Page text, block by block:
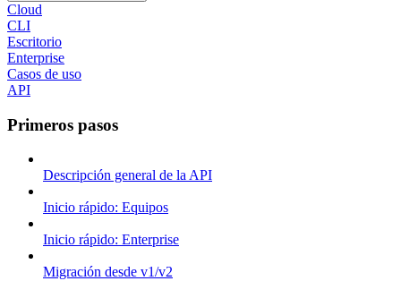
Cloud
CLI
Escritorio
Enterprise
Casos de uso
API
Primeros pasos
Descripción general de la API
Inicio rápido: Equipos
Inicio rápido: Enterprise
Migración desde v1/v2